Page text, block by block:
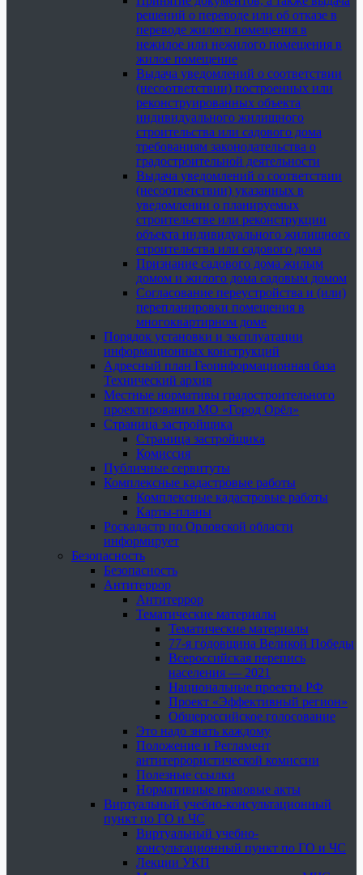
решений о переводе или об отказе в
переводе жилого помещения в
нежилое или нежилого помещения в
жилое помещение
Выдача уведомлений о соответствии
(несоответствии) построенных или
реконструированных объекта
индивидуального жилищного
строительства или садового дома
требованиям законодательства о
градостроительной деятельности
Выдача уведомлений о соответствии
(несоответствии) указанных в
уведомлении о планируемых
строительстве или реконструкции
объекта индивидуального жилищного
строительства или садового дома
Признание садового дома жилым
домом и жилого дома садовым домом
Согласование переустройства и (или)
перепланировки помещения в
многоквартирном доме
Порядок установки и эксплуатации
информационных конструкций
Адресный план Геоинформационная база
Технический архив
Местные нормативы градостроительного
проектирования МО «Город Орёл»
Страница застройщика
Страница застройщика
Комиссия
Публичные сервитуты
Комплексные кадастровые работы
Комплексные кадастровые работы
Карты-планы
Роскадастр по Орловской области
информирует
Безопасность
Безопасность
Антитеррор
Антитеррор
Тематические материалы
Тематические материалы
77-я годовщина Великой Победы
Всероссийская перепись
населения — 2021
Национальные проекты РФ
Проект «Эффективный регион»
Общероссийское голосование
Это надо знать каждому
Положение и Регламент
антитеррористической комиссии
Полезные ссылки
Нормативные правовые акты
Виртуальный учебно-консультационный
пункт по ГО и ЧС
Виртуальный учебно-
консультационный пункт по ГО и ЧС
Лекции УКП